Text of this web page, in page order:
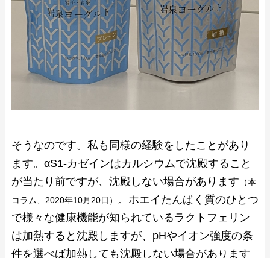
そうなのです。私も同様の経験をしたことがあり
ます。αS1-カゼインはカルシウムで沈殿すること
が当たり前ですが、沈殿しない場合があります （本
コラム、2020年10月20日）
。ホエイたんぱく質のひとつ
で様々な健康機能が知られているラクトフェリン
は加熱すると沈殿しますが、pHやイオン強度の条
件を選べば加熱しても沈殿しない場合があります